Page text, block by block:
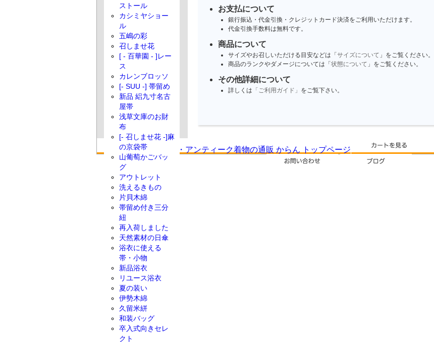
お支払について
銀行振込・代金引換・クレジットカード決済をご利用いただけます。
代金引換手数料は無料です。
商品について
サイズやお召しいただける目安などは「 サイズについて 」をご覧ください。
商品のランクやダメージについては「 状態について 」をご覧ください。
その他詳細について
詳しくは 「ご利用ガイド」 をご覧下さい。
ストール
カシミヤショー
ル
五嶋の彩
召しませ花
[ - 百華園 - ]レー
ス
カレンブロッソ
[- SUU -] 帯留め
新品 絽九寸名古
屋帯
浅草文庫のお財
布
[- 召しませ花 -]麻
の京袋帯
山葡萄かごバッ
グ
アウトレット
洗えるきもの
片貝木綿
帯留め付き三分
紐
再入荷しました
天然素材の日傘
浴衣に使える
帯・小物
新品浴衣
リユース浴衣
夏の装い
伊勢木綿
久留米絣
和装バッグ
卒入式向きセレ
クト